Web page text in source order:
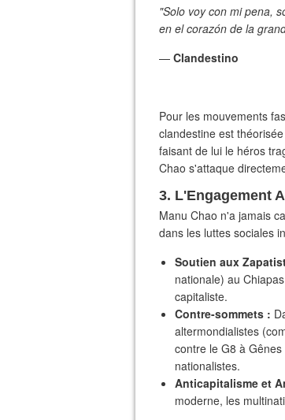
"Solo voy con mi pena,
en el corazón de la
— Clandestino
​Pour les mouvements
clandestine est
faisant de lui le héros
Chao s'attaque
​3. L'Engagement
​Manu Chao n'a jamais
dans les luttes sociales
Soutien aux
nationale) au
capitaliste.
Contre-sommets :
altermondialistes
contre le G8 à
nationalistes.
Anticapitalisme et
moderne, les